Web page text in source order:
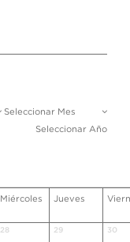
Seleccionar Mes
Seleccionar Año
Miércoles Jueves
28 29 30